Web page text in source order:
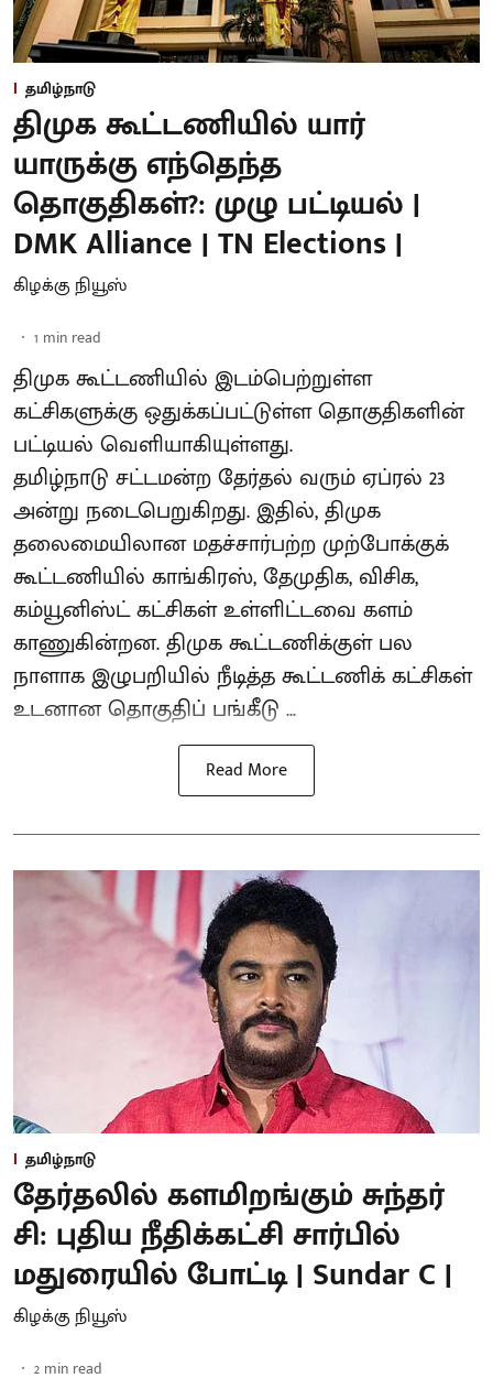
தமிழ்நாடு
திமுக கூட்டணியில் யார்
யாருக்கு எந்தெந்த
தொகுதிகள்?: முழு பட்டியல் |
DMK Alliance | TN Elections |
கிழக்கு நியூஸ்
1 min read
திமுக கூட்டணியில் இடம்பெற்றுள்ள
கட்சிகளுக்கு ஒதுக்கப்பட்டுள்ள தொகுதிகளின்
பட்டியல் வெளியாகியுள்ளது.
தமிழ்நாடு சட்டமன்ற தேர்தல் வரும் ஏப்ரல் 23
அன்று நடைபெறுகிறது. இதில், திமுக
தலைமையிலான மதச்சார்பற்ற முற்போக்குக்
கூட்டணியில் காங்கிரஸ், தேமுதிக, விசிக,
கம்யூனிஸ்ட் கட்சிகள் உள்ளிட்டவை களம்
காணுகின்றன. திமுக கூட்டணிக்குள் பல
நாளாக இழுபறியில் நீடித்த கூட்டணிக் கட்சிகள்
உடனான தொகுதிப் பங்கீடு ...
Read More
தமிழ்நாடு
தேர்தலில் களமிறங்கும் சுந்தர்
சி: புதிய நீதிக்கட்சி சார்பில்
மதுரையில் போட்டி | Sundar C |
கிழக்கு நியூஸ்
2 min read